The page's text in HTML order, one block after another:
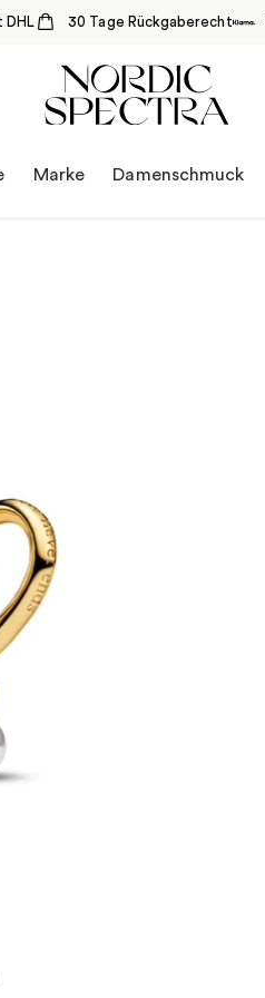
DHL 30 Tage Rückgaberecht
Marke Damenschmuck